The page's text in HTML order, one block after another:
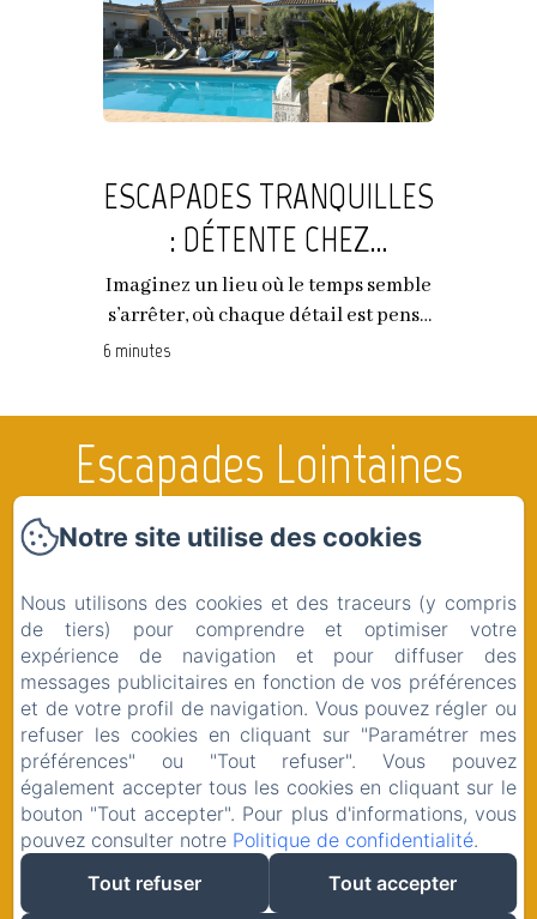
ESCAPADES TRANQUILLES
: DÉTENTE CHEZ
ESCAPADES LOINTAINES
Imaginez un lieu où le temps semble
s’arrêter, où chaque détail est pensé
6 minutes
Escapades Lointaines
Les Chambres & Airstream
La Région
Boutique
Contact
Mentions légales
Notre site utilise des cookies
Nous utilisons des cookies et des traceurs (y compris
de tiers) pour comprendre et optimiser votre
expérience de navigation et pour diffuser des
messages publicitaires en fonction de vos préférences
et de votre profil de navigation. Vous pouvez régler ou
refuser les cookies en cliquant sur "Paramétrer mes
préférences" ou "Tout refuser". Vous pouvez
également accepter tous les cookies en cliquant sur le
bouton "Tout accepter". Pour plus d'informations, vous
pouvez consulter notre Politique de confidentialité.
Tout refuser
Tout accepter